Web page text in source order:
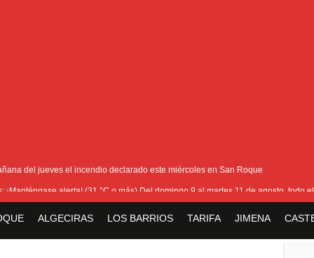
del jueves el incendio declarado este miércoles en San Roque
¡Manténgase alerta! (31 °C o más) Del domingo 9 al martes 11 de agosto, todo
ALGECIRAS LOS BARRIOS TARIFA JIMENA